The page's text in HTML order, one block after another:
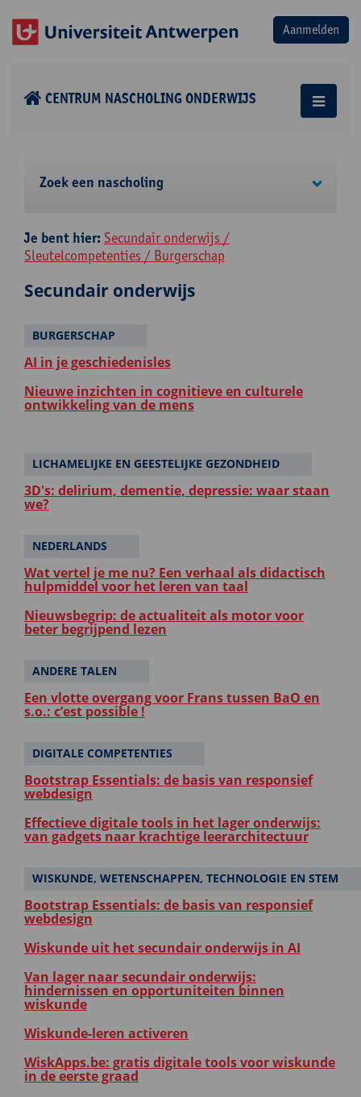
CENTRUM NASCHOLING ONDERWIJS
Zoek een nascholing
Je bent hier: Secundair onderwijs /
Sleutelcompetenties / Burgerschap
Secundair onderwijs
BURGERSCHAP
AI in je geschiedenisles
Nieuwe inzichten in cognitieve en culturele
ontwikkeling van de mens
LICHAMELIJKE EN GEESTELIJKE GEZONDHEID
3D's: delirium, dementie, depressie: waar staan
we?
NEDERLANDS
Wat vertel je me nu? Een verhaal als didactisch
hulpmiddel voor het leren van taal
Nieuwsbegrip: de actualiteit als motor voor
beter begrijpend lezen
ANDERE TALEN
Een vlotte overgang voor Frans tussen BaO en
s.o.: c’est possible !
DIGITALE COMPETENTIES
Bootstrap Essentials: de basis van responsief
webdesign
Effectieve digitale tools in het lager onderwijs:
van gadgets naar krachtige leerarchitectuur
WISKUNDE, WETENSCHAPPEN, TECHNOLOGIE EN STEM
Bootstrap Essentials: de basis van responsief
webdesign
Wiskunde uit het secundair onderwijs in AI
Van lager naar secundair onderwijs:
hindernissen en opportuniteiten binnen
wiskunde
Wiskunde-leren activeren
WiskApps.be: gratis digitale tools voor wiskunde
in de eerste graad